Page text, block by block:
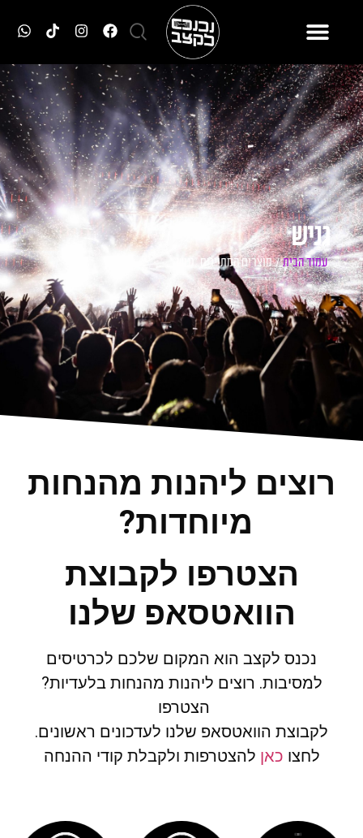
גניש
עמוד הבית/ מוצרים המתויגים “גניש”
רוצים ליהנות מהנחות
מיוחדות?
הצטרפו לקבוצת
הוואטסאפ שלנו
נכנס לקצב הוא המקום שלכם לכרטיסים
למסיבות. רוצים ליהנות מהנחות בלעדיות?
הצטרפו
לקבוצת הוואטסאפ שלנו לעדכונים ראשונים.
לחצו כאן להצטרפות ולקבלת קודי ההנחה
( 20 )
( 11 )